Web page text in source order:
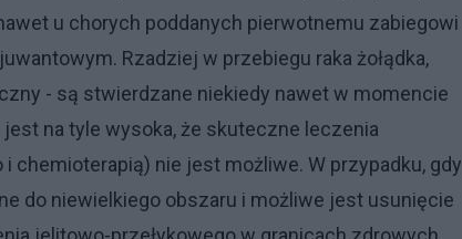
u chorych poddanych pierwotnemu zabiegowi
Rzadziej w przebiegu raka żołądka,
- są stwierdzane niekiedy nawet w momencie
na tyle wysoka, że skuteczne leczenia
chemioterapią) nie jest możliwe. W przypadku, gdy
do niewielkiego obszaru i możliwe jest usunięcie